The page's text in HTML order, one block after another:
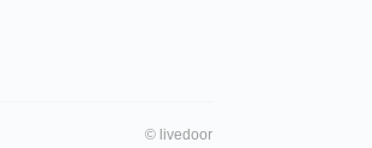
© livedoor